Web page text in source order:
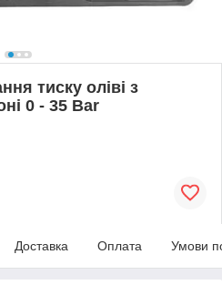
тиску оліві з
0 - 35 Bar
Доставка Оплата Умови